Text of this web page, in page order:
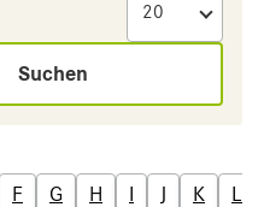
Suchen
F G H I J K L